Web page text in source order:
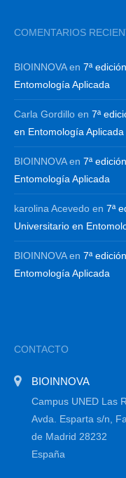
COMENTARIOS
BIOINNOVAen 7ª
Entomología Aplicada
Carla Gordillo en 7ª
en Entomología Aplicada
BIOINNOVAen 7ª
Entomología Aplicada
karolina Acevedo en 7ª
Universitario en
BIOINNOVAen 7ª
Entomología Aplicada
CONTACTO
BIOINNOVA
Campus UNED Las
Avda. Esparta s/n,
de Madrid 28232
España